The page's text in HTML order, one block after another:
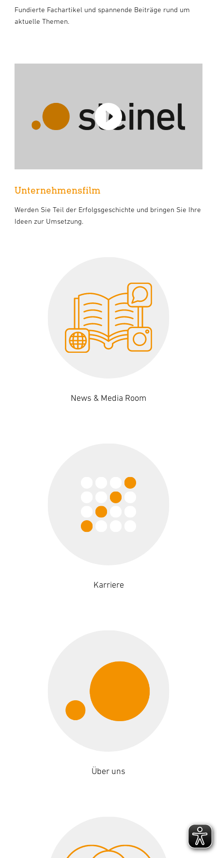
Fundierte Fachartikel und spannende Beiträge rund um
aktuelle Themen.
Unternehmensfilm
Werden Sie Teil der Erfolgsgeschichte und bringen Sie Ihre
Ideen zur Umsetzung.
News & Media Room
Karriere
Über uns